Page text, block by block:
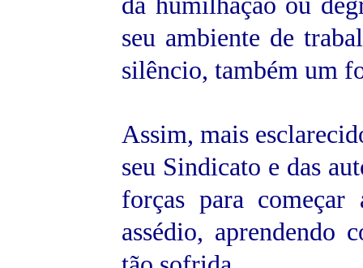
seu ambiente de
silêncio, também um
Assim, mais
seu Sindicato e das
forças para
assédio, aprendendo